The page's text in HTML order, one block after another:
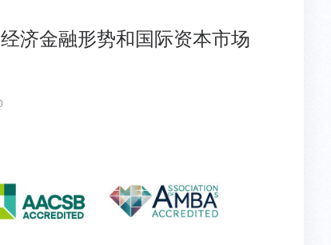
济金融形势和国际资本市场